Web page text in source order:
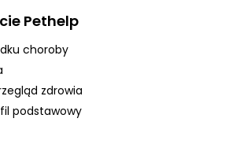
Pethelp
choroby
zdrowia
podstawowy